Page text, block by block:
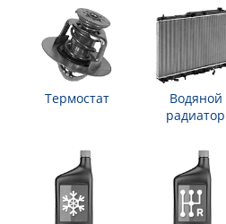
Термостат
Водяной
радиатор